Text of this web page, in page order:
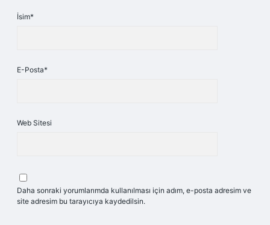
İsim*
E-Posta*
Web Sitesi
Daha sonraki yorumlarımda kullanılması için adım, e-posta adresim ve
site adresim bu tarayıcıya kaydedilsin.